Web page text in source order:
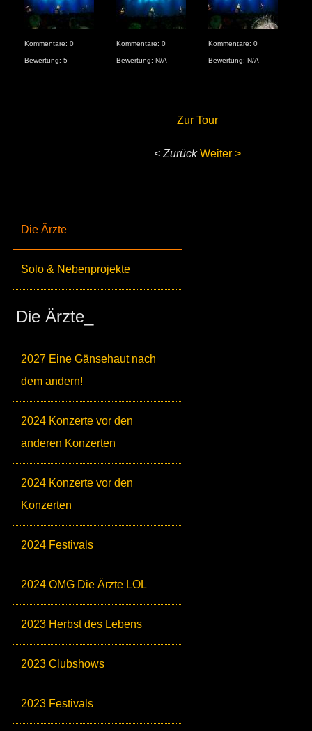
Die Ärzte
Solo & Nebenprojekte
Die Ärzte_
2027 Eine Gänsehaut nach
dem andern!
2024 Konzerte vor den
anderen Konzerten
2024 Konzerte vor den
Konzerten
2024 Festivals
2024 OMG Die Ärzte LOL
2023 Herbst des Lebens
2023 Clubshows
2023 Festivals
Kommentare: 0
Bewertung: 5
Kommentare: 0
Bewertung: N/A
Kommentare: 0
Bewertung: N/A
Zur Tour
< ZurückWeiter >